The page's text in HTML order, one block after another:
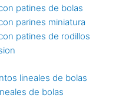
patines de bolas
parines miniatura
patines de rodillos
lineales de bolas
de bolas